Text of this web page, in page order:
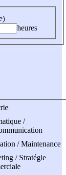
heures
/
/ Maintenance
/ Stratégie